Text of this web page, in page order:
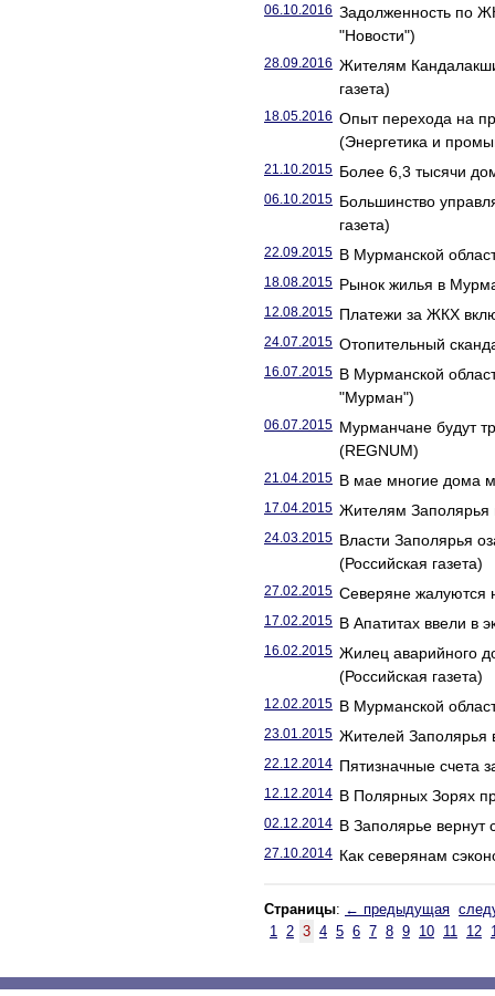
06.10.2016 Задолженность по
"Новости")
28.09.2016 Жителям
газета)
18.05.2016 Опыт перехода на
(Энергетика и
21.10.2015 Более 6,3 тысячи
06.10.2015 Большинство
газета)
22.09.2015 В Мурманской
18.08.2015 Рынок жилья в
12.08.2015 Платежи за ЖКХ
24.07.2015 Отопительный
16.07.2015 В Мурманской
"Мурман")
06.07.2015 Мурманчане будут
(REGNUM)
21.04.2015 В мае многие дома
17.04.2015 Жителям Заполярья
24.03.2015 Власти Заполярья
(Российская газета)
27.02.2015 Северяне жалуются
17.02.2015 В Апатитах ввели в
16.02.2015 Жилец аварийного
(Российская газета)
12.02.2015 В Мурманской
23.01.2015 Жителей Заполярья
22.12.2014 Пятизначные счета
12.12.2014 В Полярных Зорях
02.12.2014 В Заполярье вернут
27.10.2014 Как северянам
Страницы: ← предыдущая
1 2 3 4 5 6 7 8 9 10 11 12